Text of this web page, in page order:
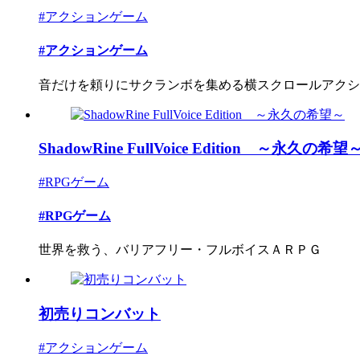
#アクションゲーム
#アクションゲーム
音だけを頼りにサクランボを集める横スクロールアク
ShadowRine FullVoice Edition ～永久の希望
#RPGゲーム
#RPGゲーム
世界を救う、バリアフリー・フルボイスＡＲＰＧ
初売りコンバット
#アクションゲーム